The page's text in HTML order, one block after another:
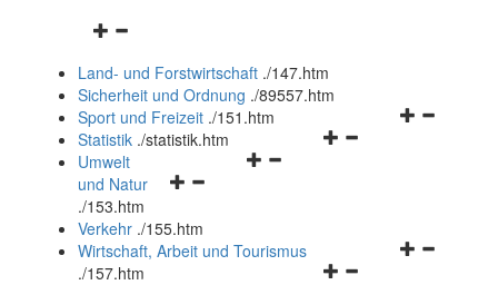
Navigationsmenü
und
schließen
Land- und Forstwirtschaft ./147.htm
Sicherheit und Ordnung ./89557.htm
Navigationsmenü
Sport und Freizeit ./151.htm
Navigationsmenü
Statistik ./statistik.htm
Navigationsmenü
und
schließen
Umwelt
und Natur
./153.htm
Verkehr ./155.htm
Navigationsmenü
Wirtschaft, Arbeit und Tourismus
./157.htm